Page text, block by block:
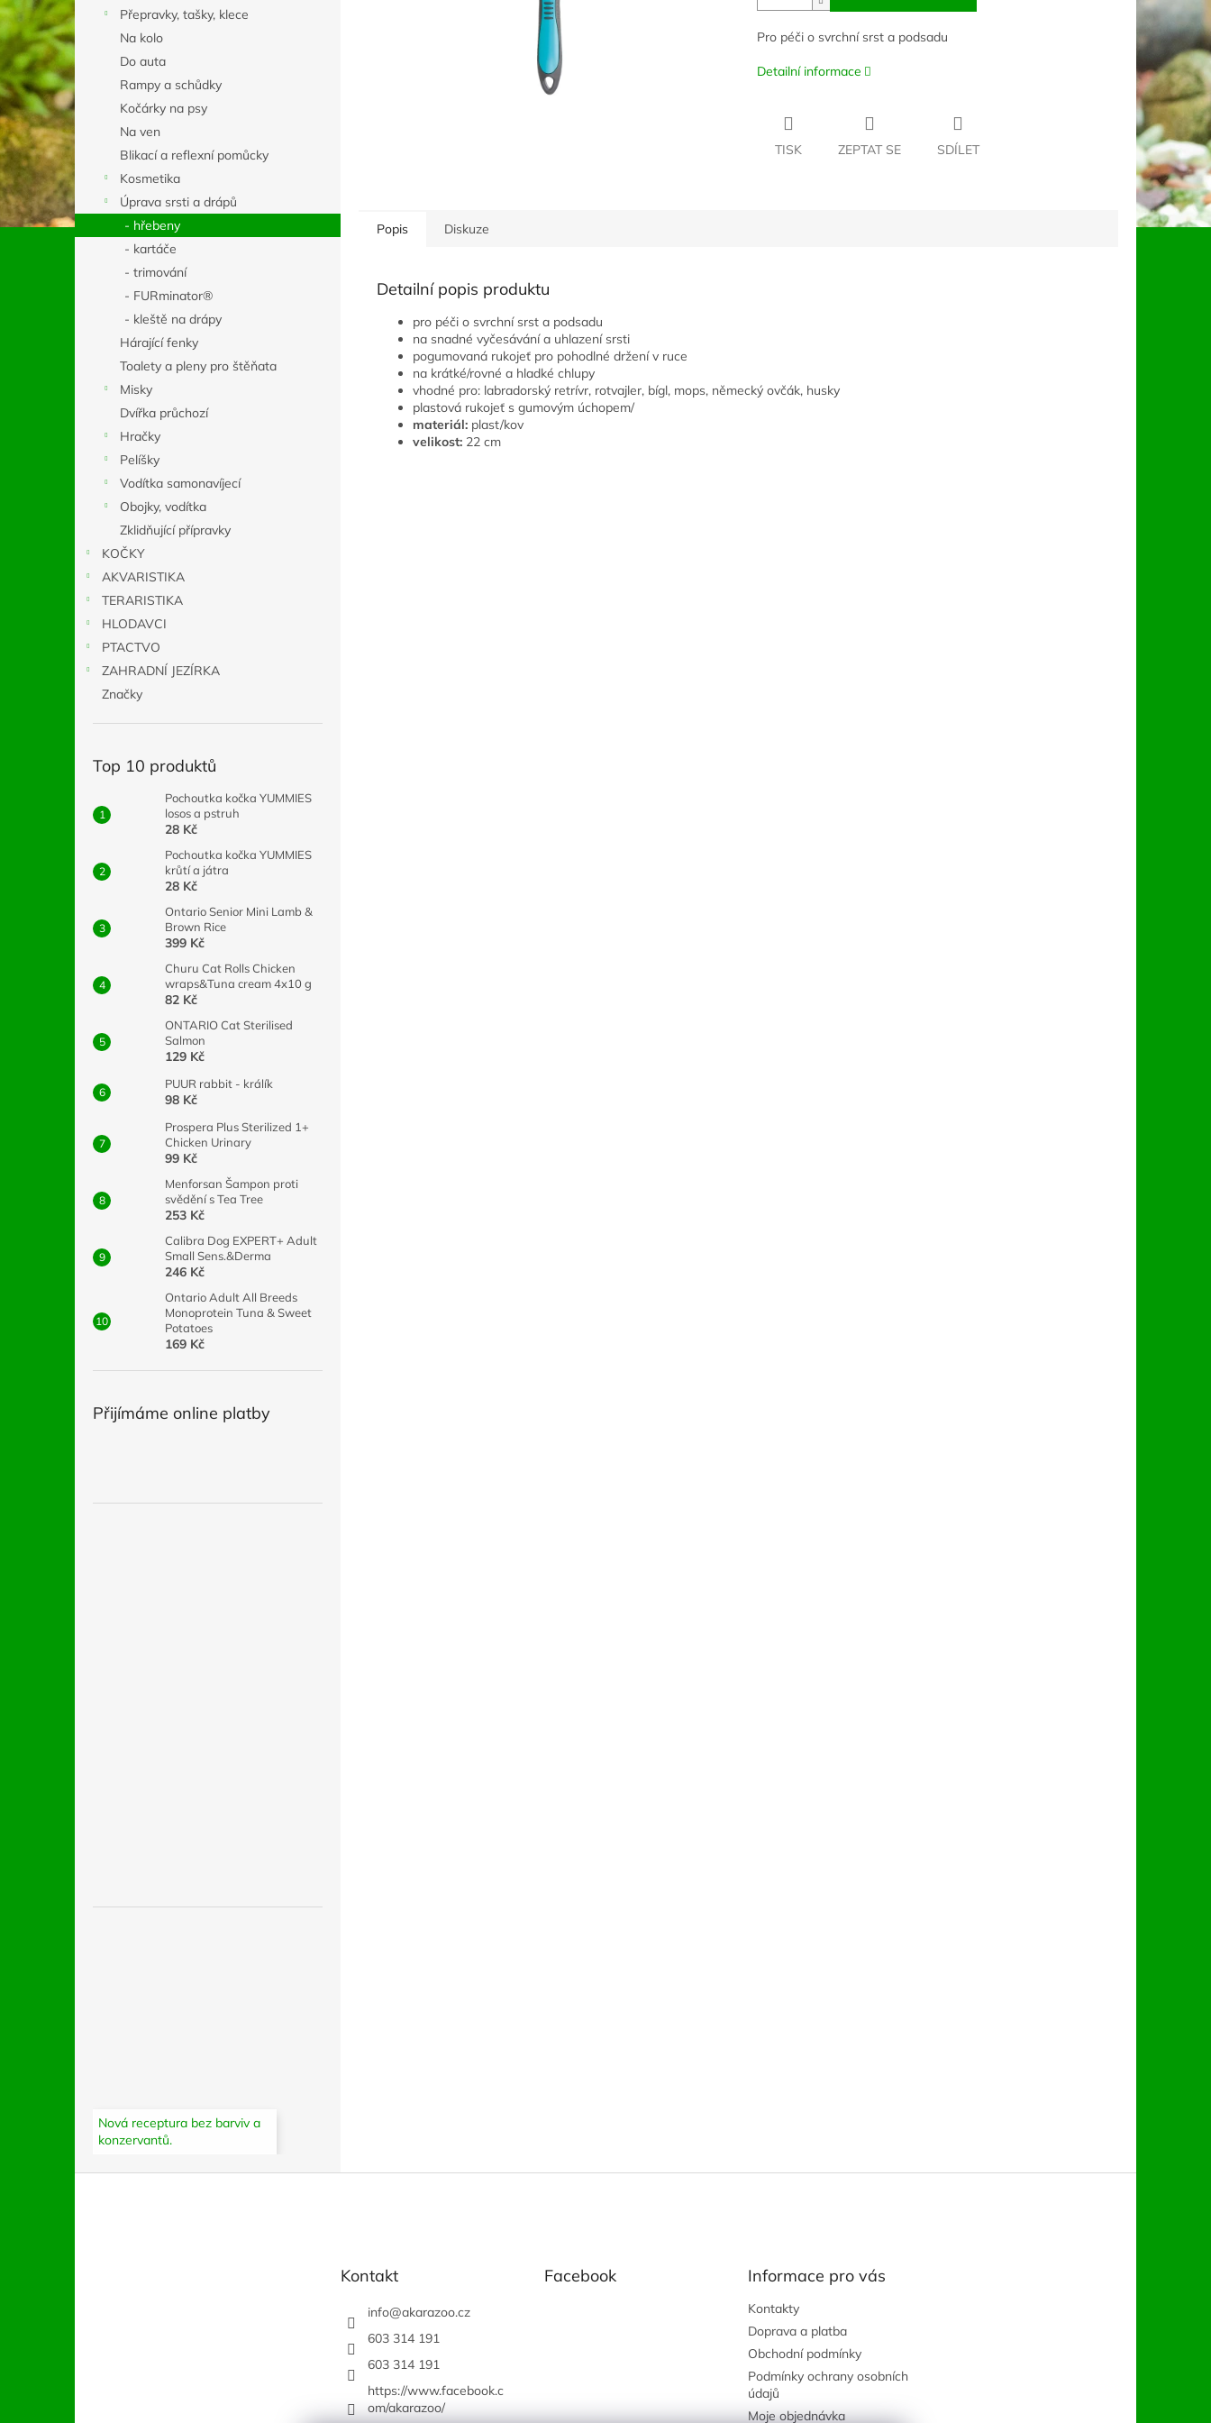
e
l
Přepravky, tašky, klece
Na kolo
Do auta
Rampy a schůdky
Kočárky na psy
Na ven
Blikací a reflexní pomůcky
Kosmetika
Úprava srsti a drápů
- hřebeny
- kartáče
- trimování
- FURminator®
- kleště na drápy
Hárající fenky
Toalety a pleny pro štěňata
Misky
Dvířka průchozí
Hračky
Pelíšky
Vodítka samonavíjecí
Obojky, vodítka
Zklidňující přípravky
KOČKY
AKVARISTIKA
TERARISTIKA
HLODAVCI
PTACTVO
ZAHRADNÍ JEZÍRKA
Značky
Top 10 produktů
Pochoutka kočka YUMMIES
losos a pstruh
28 Kč
Pochoutka kočka YUMMIES
krůtí a játra
28 Kč
Ontario Senior Mini Lamb &
Brown Rice
399 Kč
Churu Cat Rolls Chicken
wraps&Tuna cream 4x10 g
82 Kč
ONTARIO Cat Sterilised
Salmon
129 Kč
PUUR rabbit - králík
98 Kč
Prospera Plus Sterilized 1+
Chicken Urinary
99 Kč
Menforsan Šampon proti
svědění s Tea Tree
253 Kč
Calibra Dog EXPERT+ Adult
Small Sens.&Derma
246 Kč
Ontario Adult All Breeds
Monoprotein Tuna & Sweet
Potatoes
169 Kč
Přijímáme online platby
Nová receptura bez barviv a
konzervantů.
Pro péči o svrchní srst a podsadu
Detailní informace
TISK ZEPTAT SE SDÍLET
Popis Diskuze
Detailní popis produktu
pro péči o svrchní srst a podsadu
na snadné vyčesávání a uhlazení srsti
pogumovaná rukojeť pro pohodlné držení v ruce
na krátké/rovné a hladké chlupy
vhodné pro: labradorský retrívr, rotvajler, bígl, mops, německý ovčák, husky
plastová rukojeť s gumovým úchopem/
materiál: plast/kov
velikost: 22 cm
Kontakt
info@akarazoo.cz
603 314 191
603 314 191
https://www.facebook.c
om/akarazoo/
Facebook Informace pro vás
Kontakty
Doprava a platba
Obchodní podmínky
Podmínky ochrany osobních
údajů
Moje objednávka